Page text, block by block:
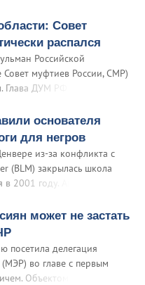
до 31 августа. В
Совет
распался
Российской
муфтиев России, СМР)
Глава ДУМ РФ Равиль
Фяриту Ляпину.
Сейфетдинов в интервью
участь —
основателя
для негров
из-за конфликта с
(BLM) закрылась школа
2001 году. Активисты BLM
может не застать
посетила делегация
во главе с первым
Объектом особого